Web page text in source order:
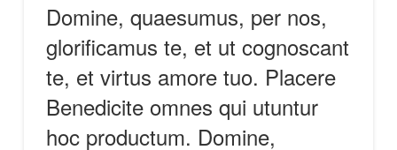
Domine, quaesumus, per nos,
glorificamus te, et ut cognoscant
te, et virtus amore tuo. Placere
Benedicite omnes qui utuntur
hoc productum. Domine,